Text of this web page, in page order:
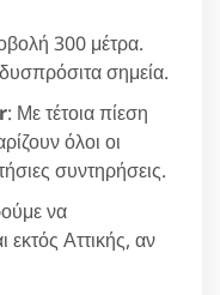
300 μέτρα.
σημεία.
: Με τέτοια πίεση
όλοι οι
συντηρήσεις.
να
εκτός Αττικής, αν